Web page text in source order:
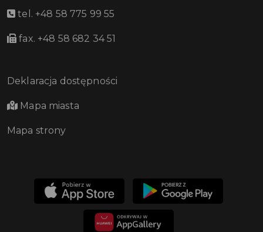
tel. +48 58 775 99 55
fax. +48 58 682 34 51
Deklaracja dostępności
Mapa miasta
Mapa strony